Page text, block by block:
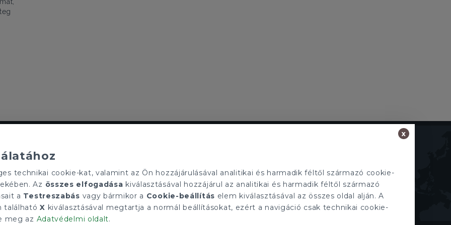
1068 Budapest, Király utca 102
+36 1 352 1900
info@tecnocasa.hu
Tunézia,Thaiföld,San Marino
technikai cookie-kat, valamint az Ön hozzájárulásával analitikai és harmadik féltől származó cookie-
Az összes elfogadása kiválasztásával hozzájárul az analitikai és harmadik féltől származó
a Testreszabás vagy bármikor a Cookie-beállítás elem kiválasztásával az összes oldal alján. A
találhatóX kiválasztásával megtartja a normál beállításokat, ezért a navigáció csak technikai cookie-
meg az Adatvédelmi oldalt.
x